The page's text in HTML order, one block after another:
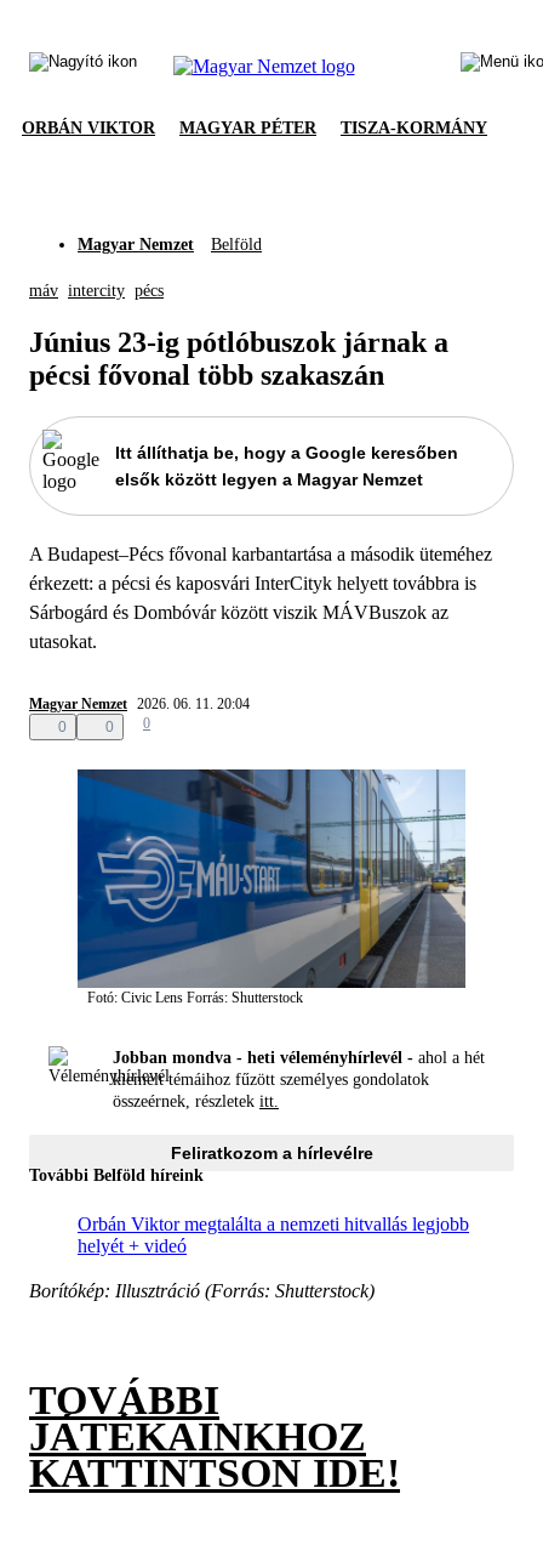
ORBÁN VIKTOR MAGYAR PÉTER TISZA-KORMÁNY
Magyar Nemzet Belföld
máv intercity pécs
Június 23-ig pótlóbuszok járnak a
pécsi fővonal több szakaszán
Itt állíthatja be, hogy a Google keresőben
elsők között legyen a Magyar Nemzet
A Budapest–Pécs fővonal karbantartása a második üteméhez
érkezett: a pécsi és kaposvári InterCityk helyett továbbra is
Sárbogárd és Dombóvár között viszik MÁVBuszok az
utasokat.
Magyar Nemzet 2026. 06. 11. 20:04
0
0 0
Fotó: Civic Lens Forrás: Shutterstock
Jobban mondva - heti véleményhírlevél - ahol a hét
kiemelt témáihoz fűzött személyes gondolatok
összeérnek, részletek itt.
Feliratkozom a hírlevélre
További Belföld híreink
Orbán Viktor megtalálta a nemzeti hitvallás legjobb
helyét + videó
Borítókép: Illusztráció (Forrás: Shutterstock)
TOVÁBBI
JÁTÉKAINKHOZ
KATTINTSON IDE!